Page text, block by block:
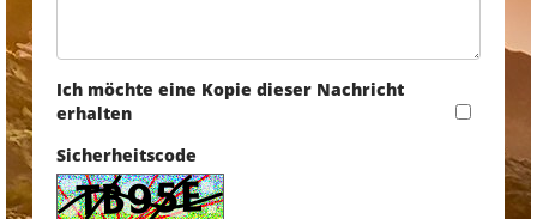
Ich möchte eine Kopie dieser Nachricht
erhalten
Sicherheitscode